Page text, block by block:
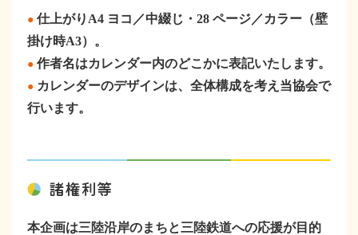
●仕上がりA4 ヨコ／中綴じ・28 ページ／カラー（壁
掛け時A3）。
●作者名はカレンダー内のどこかに表記いたします。
●カレンダーのデザインは、全体構成を考え当協会で
行います。
諸権利等
本企画は三陸沿岸のまちと三陸鉄道への応援が目的